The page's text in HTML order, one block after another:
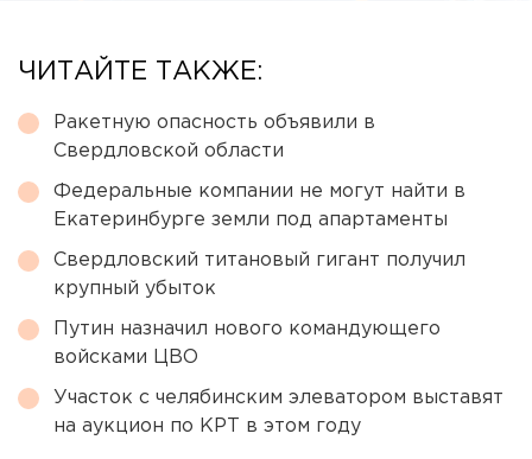
ЧИТАЙТЕ ТАКЖЕ:
Ракетную опасность объявили в
Свердловской области
Федеральные компании не могут найти в
Екатеринбурге земли под апартаменты
Свердловский титановый гигант получил
крупный убыток
Путин назначил нового командующего
войсками ЦВО
Участок с челябинским элеватором выставят
на аукцион по КРТ в этом году